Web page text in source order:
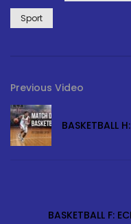
Sport
Previous Video
BASKETBALL
BASKETBALL F: